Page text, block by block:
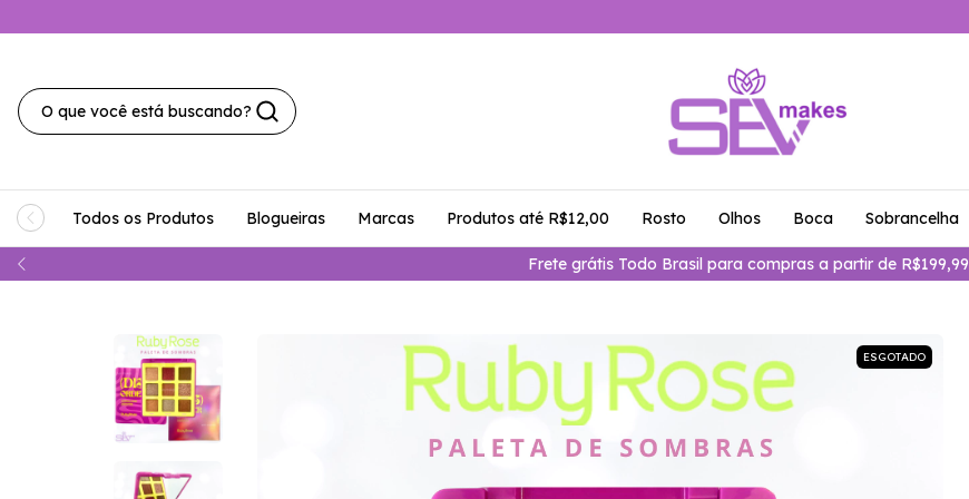
Frete grátis Todo Brasil para compras a partir de R$199,99
Todos os Produtos Blogueiras Marcas Produtos até R$12,00 Rosto Olhos Boca Sobrancelha
ESGOTADO